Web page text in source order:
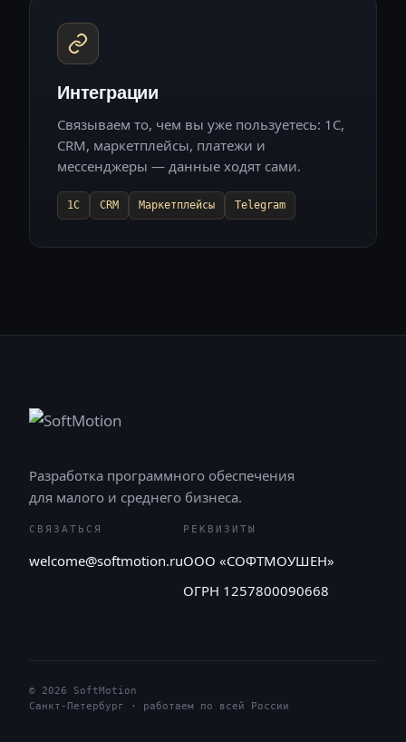
Интеграции
Связываем то, чем вы уже пользуетесь: 1С,
CRM, маркетплейсы, платежи и
мессенджеры — данные ходят сами.
1С CRM Маркетплейсы Telegram
Разработка программного обеспечения
для малого и среднего бизнеса.
СВЯЗАТЬСЯ
welcome@softmotion.ru
РЕКВИЗИТЫ
ООО «СОФТМОУШЕН»
ОГРН 1257800090668
© 2026 SoftMotion
Санкт-Петербург · работаем по всей России